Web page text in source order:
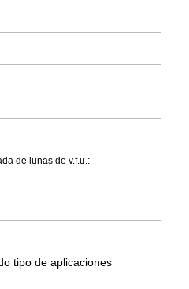
de lunas de v.f.u.:
tipo de aplicaciones